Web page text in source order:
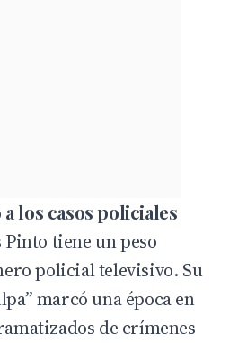
los casos policiales
tiene un peso
policial televisivo. Su
marcó una época en
de crímenes